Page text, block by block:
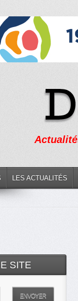
LES ACTUALITÉS
SITE
ENVOYER